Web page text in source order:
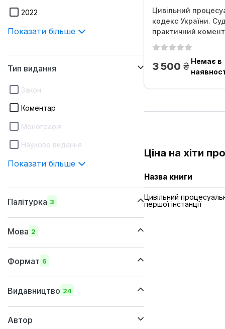
2022
Показати більше
Тип видання
Закон
Коментар
Монографія
Наукове видання
Показати більше
Палітурка 3
шкіряна
тверда
Мова 2
українська
Формат 6
145х215 мм
Видавництво 24
Автор
Цивільний
кодекс України.
практичний
3 500 грн.
Немає в
Ціна на хіти
Назва книги
Цивільний
першої інстанції